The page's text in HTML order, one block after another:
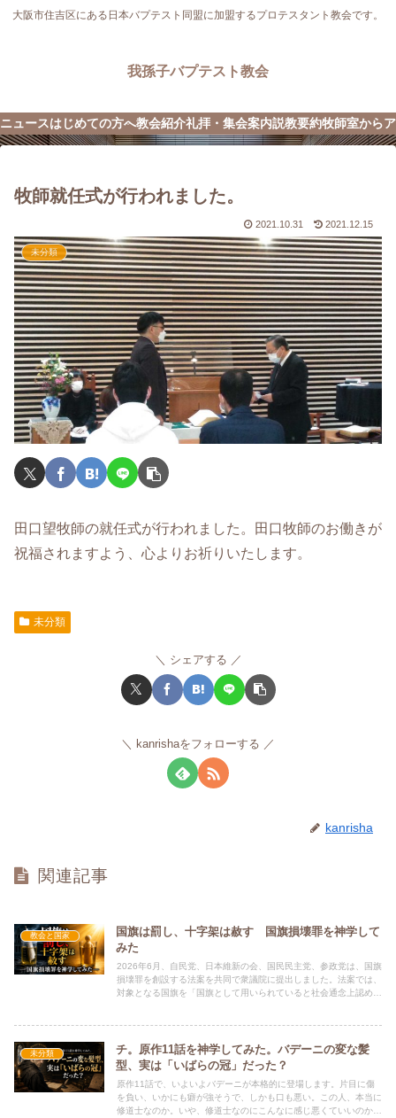
大阪市住吉区にある日本バプテスト同盟に加盟するプロテスタント教会です。
我孫子バプテスト教会
ニュースはじめての方へ教会紹介礼拝・集会案内説教要約牧師室から
牧師就任式が行われました。
2021.10.31 2021.12.15
未分類
田口望牧師の就任式が行われました。田口牧師のお働きが
祝福されますよう、心よりお祈りいたします。
未分類
シェアする
kanrishaをフォローする
kanrisha
関連記事
教会と国家
国旗は罰し、十字架は赦す 国旗損壊罪を神学して
みた
2026年6月、自民党、日本維新の会、国民民主党、参政党は、国旗
損壊罪を創設する法案を共同で衆議院に提出しました。法案では、
対象となる国旗を「国旗として用いられていると社会通念上認めら
れば、本物の日の丸を尿瓶に入れて尿に浸し、それを公然と見せる
ような行為は、国旗の「汚損」と評価され、処罰対象になる可能性
が高いと考えられます。一方で、キリスト教世界には、これと非常
に対照的な出来事があります。アメリカの写真家アンドレス・セラ
ーノは、1987年に《Piss Christ》という作品を発表しました。こ
れは、プラスチック製の磔刑像を尿に浸して撮影した写真作品で
未分類
チ。原作11話を神学してみた。バデーニの変な髪
型、実は「いばらの冠」だった？
原作11話で、いよいよバデーニが本格的に登場します。片目に傷
を負い、いかにも癖が強そうで、しかも口も悪い。この人、本当に
修道士なのか。いや、修道士なのにこんなに感じ悪くていいのか。